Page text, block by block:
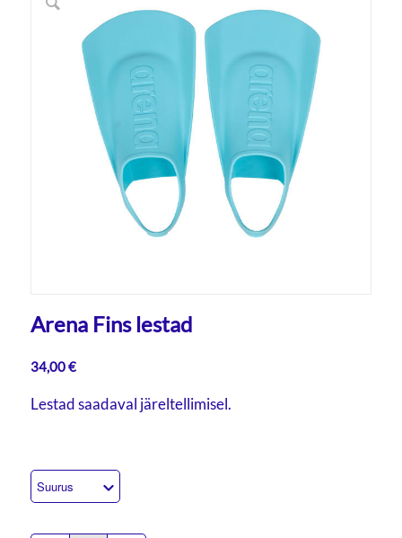
Arena Fins lestad
34,00€
Lestad saadaval järeltellimisel.